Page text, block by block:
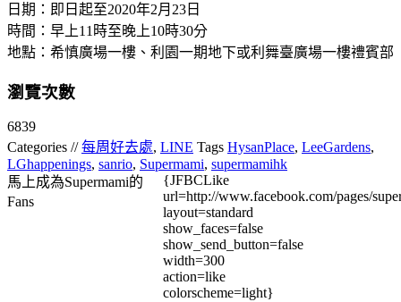
日期：即日起至2020年2月23日
時間：早上11時至晚上10時30分
地點：希慎廣場一樓、利園一期地下或利舞臺廣場一樓禮賓部
瀏覽次數
6839
Categories //每周好去處, LINE Tags HysanPlace, LeeGardens,
LGhappenings, sanrio, Supermami, supermamihk
馬上成為Supermami的
Fans
{JFBCLike
url=http://www.facebook.com/pages/
layout=standard
show_faces=false
show_send_button=false
width=300
action=like
colorscheme=light}